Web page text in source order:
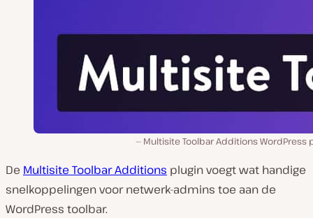
Multisite Toolbar Additions WordPress
De Multisite Toolbar Additions plugin voegt wat handige
snelkoppelingen voor netwerk-admins toe aan de
WordPress toolbar.